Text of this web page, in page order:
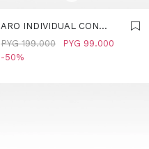
ARO INDIVIDUAL CON
CIRCONITAS - PLATA DE
LEY 925 - DORADO
PYG 99.000
PYG 199.000
50